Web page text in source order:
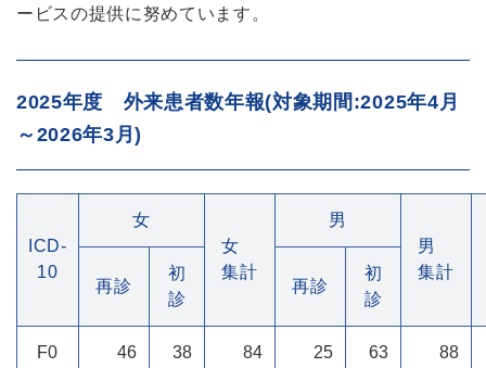
ービスの提供に努めています。
2025年度 外来患者数年報(対象期間:2025年4月
～2026年3月)
ICD-
10
女
女
集計
男
男
集計
再診
初
診
再診
初
診
F0 46 38 84 25 63 88